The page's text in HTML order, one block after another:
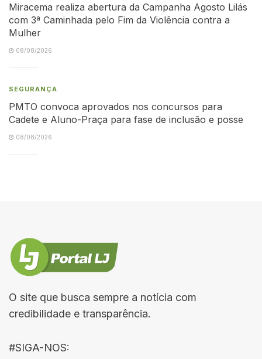
Miracema realiza abertura da Campanha Agosto Lilás
com 3ª Caminhada pelo Fim da Violência contra a
Mulher
08/08/2026
SEGURANÇA
PMTO convoca aprovados nos concursos para
Cadete e Aluno-Praça para fase de inclusão e posse
08/08/2026
O site que busca sempre a notícia com
credibilidade e transparência.
#SIGA-NOS: